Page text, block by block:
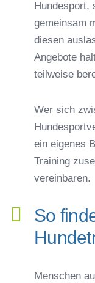
Hundesport,
gemeinsam
diesen
Angebote
teilweise
Wer sich
ein eigenes
Training
vereinbaren.
So
Menschen